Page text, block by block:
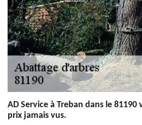
AD Service à Treban dans le 81190
prix jamais vus.